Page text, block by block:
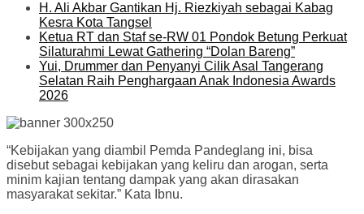
H. Ali Akbar Gantikan Hj. Riezkiyah sebagai Kabag
Kesra Kota Tangsel
Ketua RT dan Staf se-RW 01 Pondok Betung Perkuat
Silaturahmi Lewat Gathering “Dolan Bareng”
Yui, Drummer dan Penyanyi Cilik Asal Tangerang
Selatan Raih Penghargaan Anak Indonesia Awards
2026
“Kebijakan yang diambil Pemda Pandeglang ini, bisa
disebut sebagai kebijakan yang keliru dan arogan, serta
minim kajian tentang dampak yang akan dirasakan
masyarakat sekitar.” Kata Ibnu.